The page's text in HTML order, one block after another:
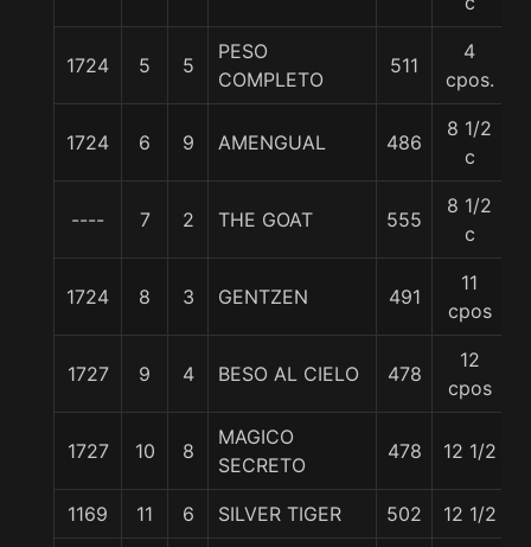
1724 5 5
PESO
COMPLETO
511
4
cpos.
1724 6 9 AMENGUAL 486
8 1/2
c
---- 7 2 THE GOAT 555
8 1/2
c
1724 8 3 GENTZEN 491
11
cpos
1727 9 4 BESO AL CIELO 478
12
cpos
1727 10 8
MAGICO
SECRETO
478 12 1/2
1169 11 6 SILVER TIGER 502 12 1/2